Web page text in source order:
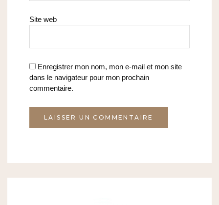
Site web
Enregistrer mon nom, mon e-mail et mon site
dans le navigateur pour mon prochain
commentaire.